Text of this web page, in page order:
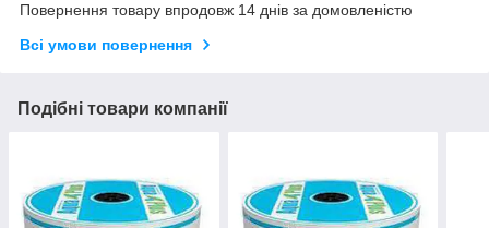
Повернення товару впродовж 14 днів за домовленістю
Всі умови повернення
Подібні товари компанії